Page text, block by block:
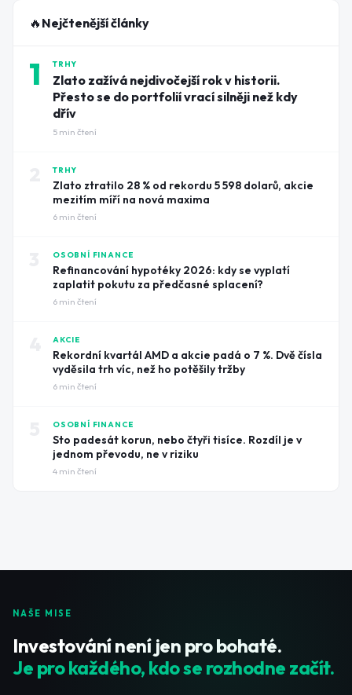
🔥 Nejčtenější články
1 TRHY
Zlato zažívá nejdivočejší rok v historii.
Přesto se do portfolií vrací silněji než kdy
dřív
5 min čtení
TRHY
Zlato ztratilo 28 % od rekordu 5 598 dolarů, akcie
mezitím míří na nová maxima
6 min čtení
OSOBNÍ FINANCE
Refinancování hypotéky 2026: kdy se vyplatí
zaplatit pokutu za předčasné splacení?
6 min čtení
AKCIE
Rekordní kvartál AMD a akcie padá o 7 %. Dvě čísla
vyděsila trh víc, než ho potěšily tržby
6 min čtení
OSOBNÍ FINANCE
Sto padesát korun, nebo čtyři tisíce. Rozdíl je v
jednom převodu, ne v riziku
4 min čtení
NAŠE MISE
Investování není jen pro bohaté.
Je pro každého, kdo se rozhodne začít.